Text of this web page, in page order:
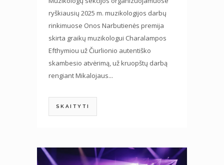
ryškiausių 2025 m. muzikologijos darbų
rinkimuose Onos Narbutienės premija
skirta graikų muzikologui Charalampos
Efthymiou už Čiurlionio autentiško
skambesio atvėrimą, už kruopštų darbą
rengiant Mikalojaus...
SKAITYTI